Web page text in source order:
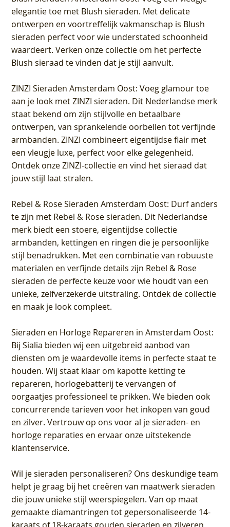
elegantie toe met Blush sieraden. Met delicate
ontwerpen en voortreffelijk vakmanschap is Blush
sieraden perfect voor wie understated schoonheid
waardeert. Verken onze collectie om het perfecte
Blush sieraad te vinden dat je stijl aanvult.
ZINZI Sieraden Amsterdam Oost: Voeg glamour toe
aan je look met ZINZI sieraden. Dit Nederlandse merk
staat bekend om zijn stijlvolle en betaalbare
ontwerpen, van sprankelende oorbellen tot verfijnde
armbanden. ZINZI combineert eigentijdse flair met
een vleugje luxe, perfect voor elke gelegenheid.
Ontdek onze ZINZI-collectie en vind het sieraad dat
jouw stijl laat stralen.
Rebel & Rose Sieraden Amsterdam Oost: Durf anders
te zijn met Rebel & Rose sieraden. Dit Nederlandse
merk biedt een stoere, eigentijdse collectie
armbanden, kettingen en ringen die je persoonlijke
stijl benadrukken. Met een combinatie van robuuste
materialen en verfijnde details zijn Rebel & Rose
sieraden de perfecte keuze voor wie houdt van een
unieke, zelfverzekerde uitstraling. Ontdek de collectie
en maak je look compleet.
Sieraden en Horloge Repareren in Amsterdam Oost:
Bij Sialia bieden wij een uitgebreid aanbod van
diensten om je waardevolle items in perfecte staat te
houden. Wij staat klaar om kapotte ketting te
repareren, horlogebatterij te vervangen of
oorgaatjes professioneel te prikken. We bieden ook
concurrerende tarieven voor het inkopen van goud
en zilver. Vertrouw op ons voor al je sieraden- en
horloge reparaties en ervaar onze uitstekende
klantenservice.
Wil je sieraden personaliseren? Ons deskundige team
helpt je graag bij het creëren van maatwerk sieraden
die jouw unieke stijl weerspiegelen. Van op maat
gemaakte diamantringen tot gepersonaliseerde 14-